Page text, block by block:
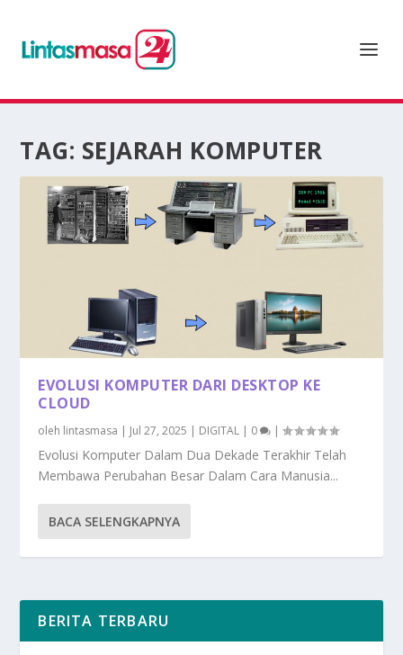
TAG: SEJARAH KOMPUTER
EVOLUSI KOMPUTER DARI DESKTOP KE
CLOUD
oleh lintasmasa | Jul 27, 2025 | DIGITAL | 0 |
Evolusi Komputer Dalam Dua Dekade Terakhir Telah
Membawa Perubahan Besar Dalam Cara Manusia...
BACA SELENGKAPNYA
BERITA TERBARU